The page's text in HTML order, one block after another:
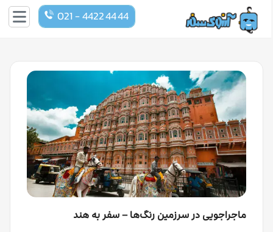
021 - 4422 44 44
ماجراجویی در سرزمین رنگ‌ها – سفر به هند